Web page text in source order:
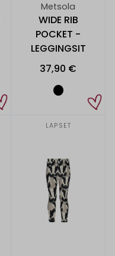
Metsola
WIDE RIB
POCKET -
LEGGINGSIT
37,90 €
LAPSET